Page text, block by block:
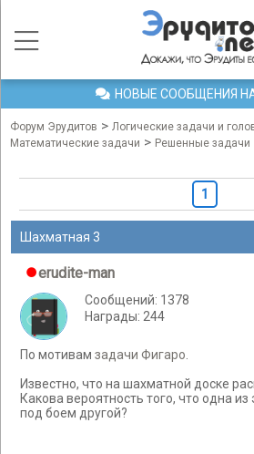
НОВЫЕ СООБЩЕНИЯ
Форум Эрудитов > Логические задачи и
Математические задачи > Решенные задачи
1
Шахматная 3
erudite-man
Сообщений: 1378
Награды: 244
По мотивам задачи Фигаро
Известно, что на шахматной доске
Какова вероятность того, что одна из
под боем другой?